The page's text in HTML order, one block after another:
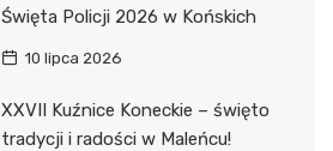
Święta Policji 2026 w Końskich
10 lipca 2026
XXVII Kuźnice Koneckie – święto
tradycji i radości w Maleńcu!